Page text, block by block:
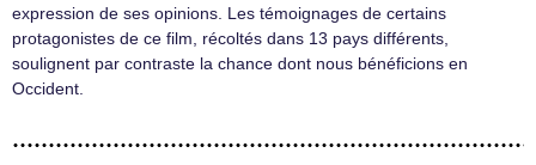
expression de ses opinions. Les témoignages de certains
protagonistes de ce film, récoltés dans 13 pays différents,
soulignent par contraste la chance dont nous bénéficions en
Occident.